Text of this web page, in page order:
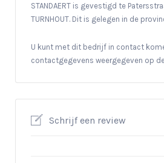
STANDAERT is gevestigd te
TURNHOUT. Dit is gelegen in de
U kunt met dit bedrijf in contact
contactgegevens weergegeven op
Schrijf een review